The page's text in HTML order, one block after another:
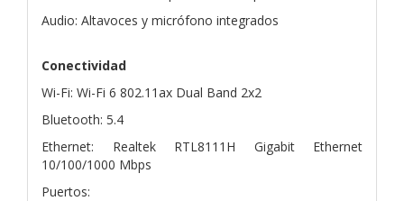
Audio: Altavoces y micrófono integrados
Conectividad
Wi-Fi: Wi-Fi 6 802.11ax Dual Band 2x2
Bluetooth: 5.4
Ethernet: Realtek RTL8111H Gigabit Ethernet
10/100/1000 Mbps
Puertos: